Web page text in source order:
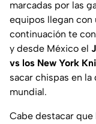
marcadas por las
equipos llegan con
continuación te
y desde México el
vs los New York
sacar chispas en
mundial.
Cabe destacar